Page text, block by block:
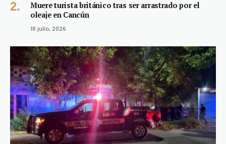
Muere turista británico tras ser arrastrado por el
oleaje en Cancún
18 julio, 2026